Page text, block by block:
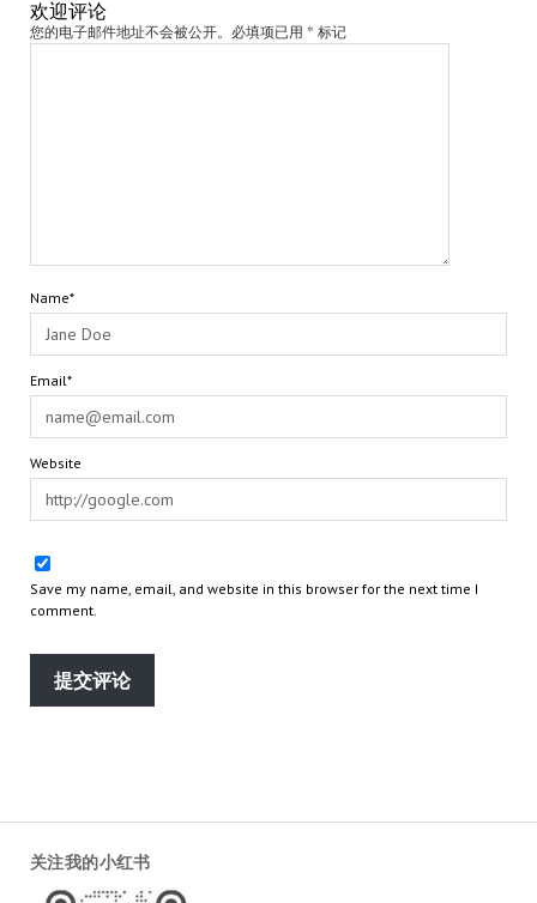
欢迎评论
您的电子邮件地址不会被公开。必填项已用 * 标记
Name*
Email*
Website
Save my name, email, and website in this browser for the next time I
comment.
关注我的小红书